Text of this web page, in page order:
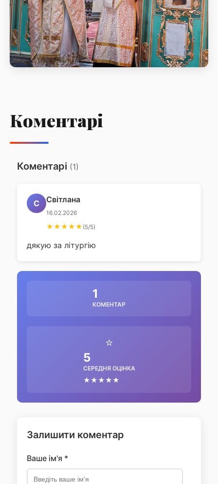
Божественна літургія у неділю 27-му після
П'ятдесятниці, Святих Праотців
Коментарі
Коментарі (1)
С Світлана
16.02.2026
★★★★★ (5/5)
дякую за літургію
1
КОМЕНТАР
⭐
5
СЕРЕДНЯ ОЦІНКА
★★★★★
Залишити коментар
Ваше ім'я *